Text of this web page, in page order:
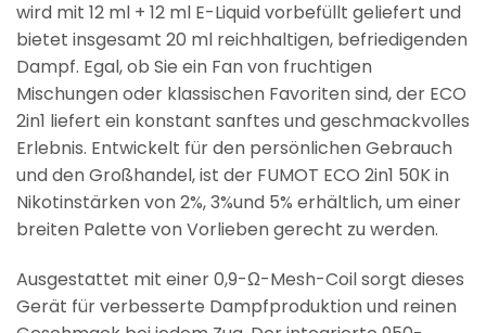
wird mit 12 ml + 12 ml E-Liquid vorbefüllt geliefert und
bietet insgesamt 20 ml reichhaltigen, befriedigenden
Dampf. Egal, ob Sie ein Fan von fruchtigen
Mischungen oder klassischen Favoriten sind, der ECO
2in1 liefert ein konstant sanftes und geschmackvolles
Erlebnis. Entwickelt für den persönlichen Gebrauch
und den Großhandel, ist der FUMOT ECO 2in1 50K in
Nikotinstärken von 2%, 3%und 5% erhältlich, um einer
breiten Palette von Vorlieben gerecht zu werden.
Ausgestattet mit einer 0,9-Ω-Mesh-Coil sorgt dieses
Gerät für verbesserte Dampfproduktion und reinen